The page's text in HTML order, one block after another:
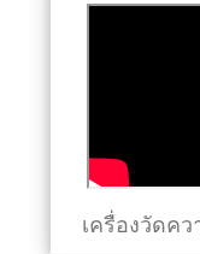
เครื่องวัดค